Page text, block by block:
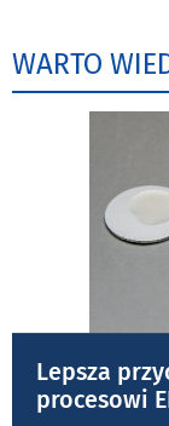
WARTO
Lepsza
procesowi